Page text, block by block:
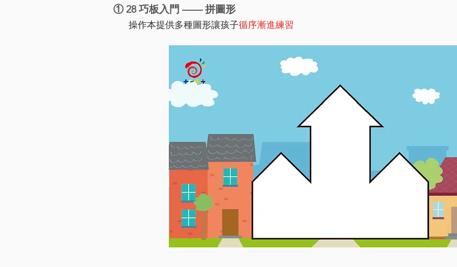
① 28 巧板入門 —— 拼圖形
操作本提供多種圖形讓孩子循序漸進練習